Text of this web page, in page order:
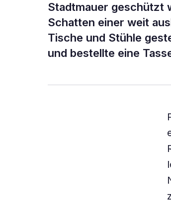
Stadtmauer geschützt
Schatten einer weit
Tische und Stühle
und bestellte eine